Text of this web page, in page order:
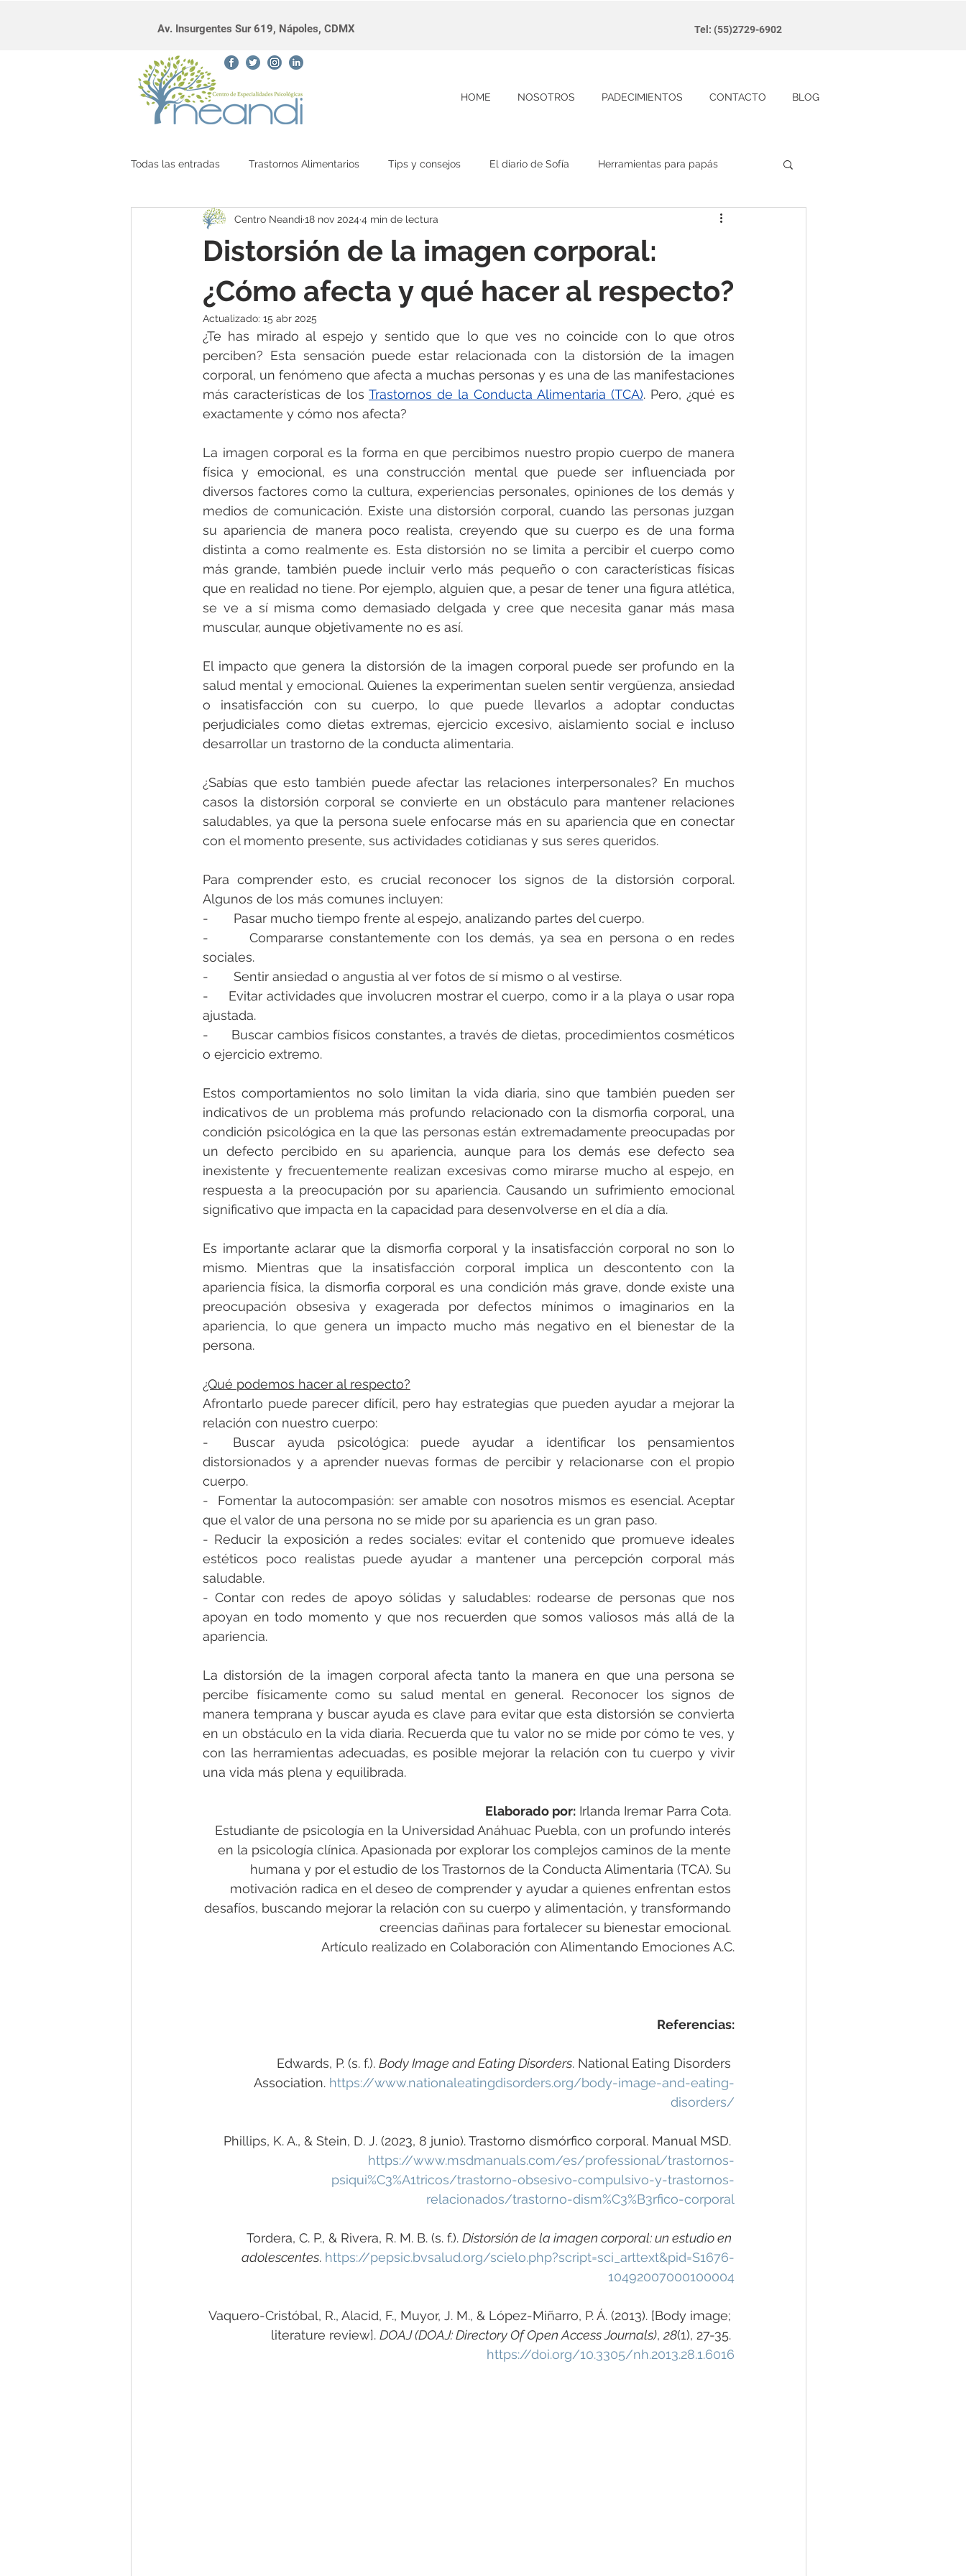
Av. Insurgentes Sur 619, Nápoles, CDMX Tel: (55)2729-6902
HOME NOSOTROS PADECIMIENTOS CONTACTO BLOG
Todas las entradas Trastornos Alimentarios Tips y consejos El diario de Sofía Herramientas para papás
diálogo interno
Distorsión de la imagen corporal:
¿Cómo afecta y qué hacer al respecto?
Centro Neandi 18 nov 2024 4 min de lectura
Actualizado: 15 abr 2025
¿Te has mirado al espejo y sentido que lo que ves no coincide con lo que otros
perciben? Esta sensación puede estar relacionada con la distorsión de la imagen
corporal, un fenómeno que afecta a muchas personas y es una de las manifestaciones
más características de los Trastornos de la Conducta Alimentaria (TCA). Pero, ¿qué es
exactamente y cómo nos afecta?
La imagen corporal es la forma en que percibimos nuestro propio cuerpo de manera
física y emocional, es una construcción mental que puede ser influenciada por
diversos factores como la cultura, experiencias personales, opiniones de los demás y
medios de comunicación. Existe una distorsión corporal, cuando las personas juzgan
su apariencia de manera poco realista, creyendo que su cuerpo es de una forma
distinta a como realmente es. Esta distorsión no se limita a percibir el cuerpo como
más grande, también puede incluir verlo más pequeño o con características físicas
que en realidad no tiene. Por ejemplo, alguien que, a pesar de tener una figura atlética,
se ve a sí misma como demasiado delgada y cree que necesita ganar más masa
muscular, aunque objetivamente no es así.
El impacto que genera la distorsión de la imagen corporal puede ser profundo en la
salud mental y emocional. Quienes la experimentan suelen sentir vergüenza, ansiedad
o insatisfacción con su cuerpo, lo que puede llevarlos a adoptar conductas
perjudiciales como dietas extremas, ejercicio excesivo, aislamiento social e incluso
desarrollar un trastorno de la conducta alimentaria.
¿Sabías que esto también puede afectar las relaciones interpersonales? En muchos
casos la distorsión corporal se convierte en un obstáculo para mantener relaciones
saludables, ya que la persona suele enfocarse más en su apariencia que en conectar
con el momento presente, sus actividades cotidianas y sus seres queridos.
Para comprender esto, es crucial reconocer los signos de la distorsión corporal.
Algunos de los más comunes incluyen:
-       Pasar mucho tiempo frente al espejo, analizando partes del cuerpo.
-       Compararse constantemente con los demás, ya sea en persona o en redes
sociales.
-       Sentir ansiedad o angustia al ver fotos de sí mismo o al vestirse.
-     Evitar actividades que involucren mostrar el cuerpo, como ir a la playa o usar ropa
ajustada.
-      Buscar cambios físicos constantes, a través de dietas, procedimientos cosméticos
o ejercicio extremo.
Estos comportamientos no solo limitan la vida diaria, sino que también pueden ser
indicativos de un problema más profundo relacionado con la dismorfia corporal, una
condición psicológica en la que las personas están extremadamente preocupadas por
un defecto percibido en su apariencia, aunque para los demás ese defecto sea
inexistente y frecuentemente realizan excesivas como mirarse mucho al espejo, en
respuesta a la preocupación por su apariencia. Causando un sufrimiento emocional
significativo que impacta en la capacidad para desenvolverse en el día a día.
Es importante aclarar que la dismorfia corporal y la insatisfacción corporal no son lo
mismo. Mientras que la insatisfacción corporal implica un descontento con la
apariencia física, la dismorfia corporal es una condición más grave, donde existe una
preocupación obsesiva y exagerada por defectos mínimos o imaginarios en la
apariencia, lo que genera un impacto mucho más negativo en el bienestar de la
persona.
¿Qué podemos hacer al respecto?
Afrontarlo puede parecer difícil, pero hay estrategias que pueden ayudar a mejorar la
relación con nuestro cuerpo:
-  Buscar ayuda psicológica: puede ayudar a identificar los pensamientos
distorsionados y a aprender nuevas formas de percibir y relacionarse con el propio
cuerpo.
-  Fomentar la autocompasión: ser amable con nosotros mismos es esencial. Aceptar
que el valor de una persona no se mide por su apariencia es un gran paso.
- Reducir la exposición a redes sociales: evitar el contenido que promueve ideales
estéticos poco realistas puede ayudar a mantener una percepción corporal más
saludable.
- Contar con redes de apoyo sólidas y saludables: rodearse de personas que nos
apoyan en todo momento y que nos recuerden que somos valiosos más allá de la
apariencia.
La distorsión de la imagen corporal afecta tanto la manera en que una persona se
percibe físicamente como su salud mental en general. Reconocer los signos de
manera temprana y buscar ayuda es clave para evitar que esta distorsión se convierta
en un obstáculo en la vida diaria. Recuerda que tu valor no se mide por cómo te ves, y
con las herramientas adecuadas, es posible mejorar la relación con tu cuerpo y vivir
una vida más plena y equilibrada.
Elaborado por: Irlanda Iremar Parra Cota.
Estudiante de psicología en la Universidad Anáhuac Puebla, con un profundo interés
en la psicología clínica. Apasionada por explorar los complejos caminos de la mente
humana y por el estudio de los Trastornos de la Conducta Alimentaria (TCA). Su
motivación radica en el deseo de comprender y ayudar a quienes enfrentan estos
desafíos, buscando mejorar la relación con su cuerpo y alimentación, y transformando
creencias dañinas para fortalecer su bienestar emocional.
Artículo realizado en Colaboración con Alimentando Emociones A.C.
Referencias:
Edwards, P. (s. f.). Body Image and Eating Disorders. National Eating Disorders
Association. https://www.nationaleatingdisorders.org/body-image-and-eating-
disorders/
Phillips, K. A., & Stein, D. J. (2023, 8 junio). Trastorno dismórfico corporal. Manual MSD.
https://www.msdmanuals.com/es/professional/trastornos-
psiqui%C3%A1tricos/trastorno-obsesivo-compulsivo-y-trastornos-
relacionados/trastorno-dism%C3%B3rfico-corporal
Tordera, C. P., & Rivera, R. M. B. (s. f.). Distorsión de la imagen corporal: un estudio en
adolescentes. https://pepsic.bvsalud.org/scielo.php?script=sci_arttext&pid=S1676-
10492007000100004
Vaquero-Cristóbal, R., Alacid, F., Muyor, J. M., & López-Miñarro, P. Á. (2013). [Body image;
literature review]. DOAJ (DOAJ: Directory Of Open Access Journals), 28(1), 27-35.
https://doi.org/10.3305/nh.2013.28.1.6016